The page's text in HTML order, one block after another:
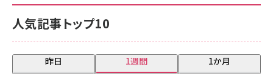
人気記事トップ10
昨日 1週間 1か月